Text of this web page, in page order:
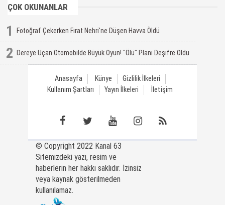
ÇOK OKUNANLAR
1 Fotoğraf Çekerken Fırat Nehri'ne Düşen Havva Öldü
2 Dereye Uçan Otomobilde Büyük Oyun! "Ölü" Planı Deşifre Oldu
Anasayfa Künye
Gizlilik İlkeleri
Kullanım Şartları
Yayın İlkeleri İletişim
© Copyright 2022 Kanal 63
Sitemizdeki yazı, resim ve
haberlerin her hakkı saklıdır. İzinsiz
veya kaynak gösterilmeden
kullanılamaz.